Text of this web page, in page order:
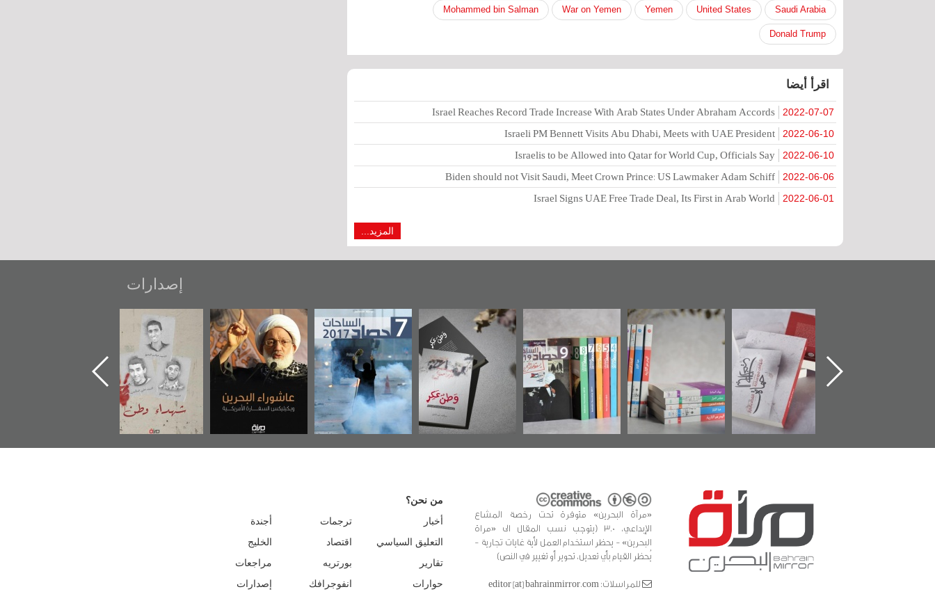
Saudi Arabia
United States
Yemen
War on Yemen
Mohammed bin Salman
Donald Trump
اقرأ أيضا
2022-07-07
Israel Reaches Record Trade Increase With Arab States Under Abraham Accords
2022-06-10
Israeli PM Bennett Visits Abu Dhabi, Meets with UAE President
2022-06-10
Israelis to be Allowed into Qatar for World Cup, Officials Say
2022-06-06
Biden should not Visit Saudi, Meet Crown Prince: US Lawmaker Adam Schiff
2022-06-01
Israel Signs UAE Free Trade Deal, Its First in Arab World
المزيد...
إصدارات
السهلاوي في ذكراه
"حماة الباب الأخير":
الإصدار الأول عن
اعتصام الدراز
وأحداث ساحة
الفداء لمركز أوال
للدراسات والتوثيق
تصنيف موضوعي
للوثائق البريطانية
يقدمه «مركز أوال»
في سلسلة من 5
كتب
تصدر حصاد
الساحات 2019
«وطن عكر» رواية
جديدة لمعتقل
عسكري تصدر عن
«مرآة البحرين»
حصاد 2017
عاشوراء البحرين...
ويكيليكس السفارة
الأمريكية
شهداء وطن
«مرآة البحرين» متوفرة تحت رخصة المشاع
الإبداعي، 3.0 (يتوجب نسب المقال الى «مراة
البحرين» - يحظر استخدام العمل لأية غايات تجارية -
يُحظر القيام بأي تعديل، تحوير أو تغيير في النص)
للمراسلات: editor [at] bahrainmirror.com
من نحن؟
أخبار
التعليق السياسي
تقارير
حوارات
ترجمات
اقتصاد
بورتريه
انفوجرافك
أجندة
الخليج
مراجعات
إصدارات